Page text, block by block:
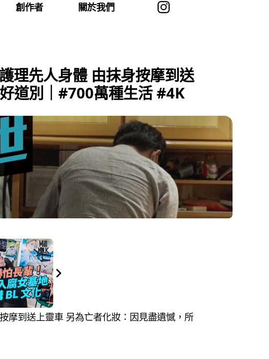
創作者 關於我們
理先人身體 由抹身按摩到送
道別｜#700萬種生活 #4K
到送上靈車 另為亡者化妝：因見盡遺憾，所